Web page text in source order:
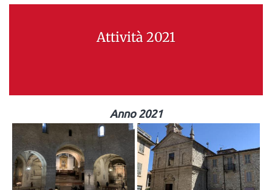
Attività 2021
Anno 2021